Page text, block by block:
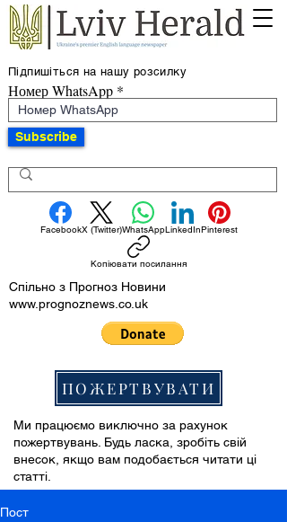
Підпишіться на нашу розсилку
Номер WhatsApp
Subscribe
FacebookX (Twitter)WhatsAppLinkedInPinterest
Копіювати посилання
Спільно з Прогноз Новини
www.prognoznews.co.uk
ПОЖЕРТВУВАТИ
Ми працюємо виключно за рахунок
пожертвувань. Будь ласка, зробіть свій
внесок, якщо вам подобається читати ці
статті.
Пост